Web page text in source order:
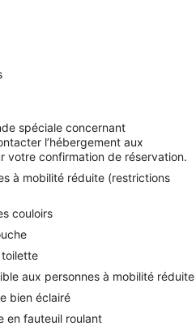
spéciale concernant
l’hébergement aux
votre confirmation de réservation.
à mobilité réduite (restrictions
couloirs
toilette
aux personnes à mobilité réduite
bien éclairé
en fauteuil roulant